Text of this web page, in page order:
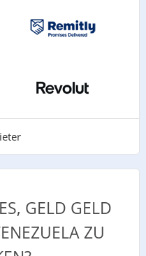
GELD GELD
ZU